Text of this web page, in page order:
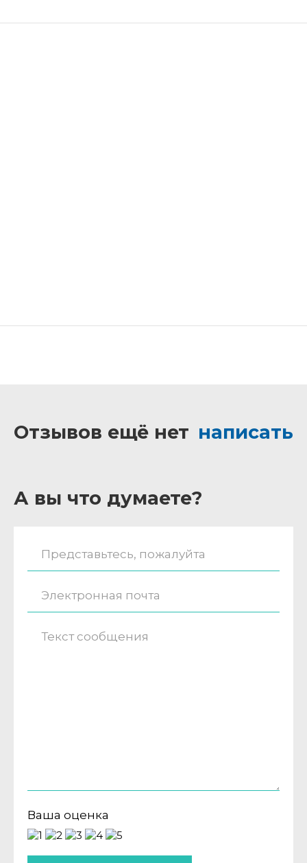
Отзывов ещё нет написать
А вы что думаете?
Ваша оценка